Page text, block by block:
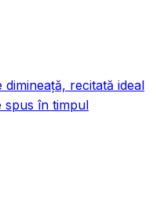
dimineață, recitată ideal
spus în timpul